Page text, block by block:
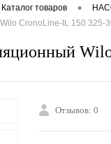
Каталог товаров •
CronoLine-IL 150 325-
Отзывов: 0